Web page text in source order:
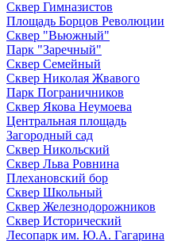
Сквер Гимназистов
Площадь Борцов Революции
Сквер "Вьюжный"
Парк "Заречный"
Сквер Семейный
Сквер Николая Жвавого
Парк Пограничников
Сквер Якова Неумоева
Центральная площадь
Загородный сад
Сквер Никольский
Сквер Льва Ровнина
Плехановский бор
Сквер Школьный
Сквер Железнодорожников
Сквер Исторический
Лесопарк им. Ю.А. Гагарина